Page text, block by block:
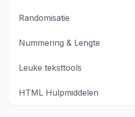
Randomisatie
Nummering & Lengte
Leuke teksttools
HTML Hulpmiddelen